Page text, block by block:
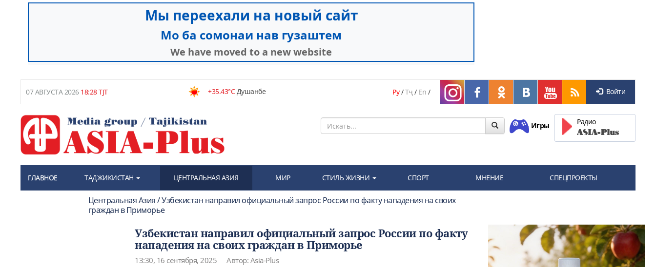
07 АВГУСТА 202618:28 TJT +35.43°CДушанбе Ру/Тҷ/ En / Войти
Игры Радио
ГЛАВНОЕ ТАДЖИКИСТАН ЦЕНТРАЛЬНАЯ АЗИЯ МИР СТИЛЬ ЖИЗНИ СПОРТ МНЕНИЕ СПЕЦПРОЕКТЫ
Центральная Азия / Узбекистан направил официальный запрос России по факту нападения на своих
граждан в Приморье
Узбекистан направил официальный запрос России по факту
нападения на своих граждан в Приморье
13:30, 16 сентября, 2025 Автор: Asia-Plus